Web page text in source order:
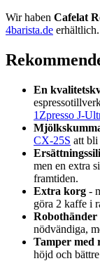
Wir haben Cafelat
4barista.de erhältlich.
En
1Zpresso J-
CX-25S att bli
men en extra
framtiden.
Extra korg -
göra 2 kaffe i
Robothänder
nödvändiga,
Tamper med
höjd och